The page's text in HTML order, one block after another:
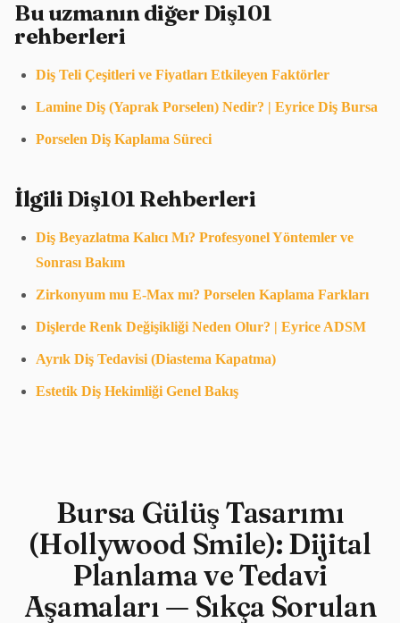
Bu uzmanın diğer Diş101
rehberleri
Diş Teli Çeşitleri ve Fiyatları Etkileyen Faktörler
Lamine Diş (Yaprak Porselen) Nedir? | Eyrice Diş Bursa
Porselen Diş Kaplama Süreci
İlgili Diş101 Rehberleri
Diş Beyazlatma Kalıcı Mı? Profesyonel Yöntemler ve
Sonrası Bakım
Zirkonyum mu E-Max mı? Porselen Kaplama Farkları
Dişlerde Renk Değişikliği Neden Olur? | Eyrice ADSM
Ayrık Diş Tedavisi (Diastema Kapatma)
Estetik Diş Hekimliği Genel Bakış
Bursa Gülüş Tasarımı
(Hollywood Smile): Dijital
Planlama ve Tedavi
Aşamaları — Sıkça Sorulan